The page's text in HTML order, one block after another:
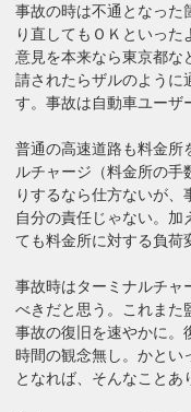
事故の時は不通となった
り直してもＯＫといった
意見を本来なら東京都な
請されたらザルのように
す。事故は自動車ユーザ
普通の高速道路も料金所
ルチャージ（料金所の
りするなら仕方ないが
自分の責任じゃない。加
ても料金所に対する負荷
事故時はターミナルチャ
べきだと思う。これまた
事故の復旧を速やかに。
時間の観念無し。かとい
となれば、そんなことあ